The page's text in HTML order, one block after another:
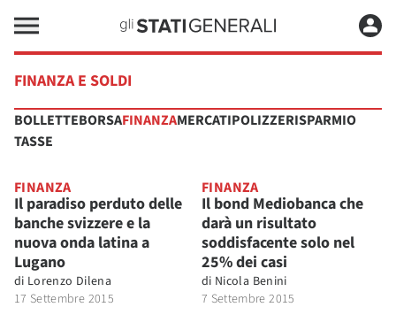
FINANZA E SOLDI
BOLLETTEBORSAFINANZAMERCATIPOLIZZERISPARMIO
TASSE
FINANZA
Il paradiso perduto delle
banche svizzere e la
nuova onda latina a
Lugano
di Lorenzo Dilena
17 Settembre 2015
FINANZA
Il bond Mediobanca che
darà un risultato
soddisfacente solo nel
25% dei casi
di Nicola Benini
7 Settembre 2015